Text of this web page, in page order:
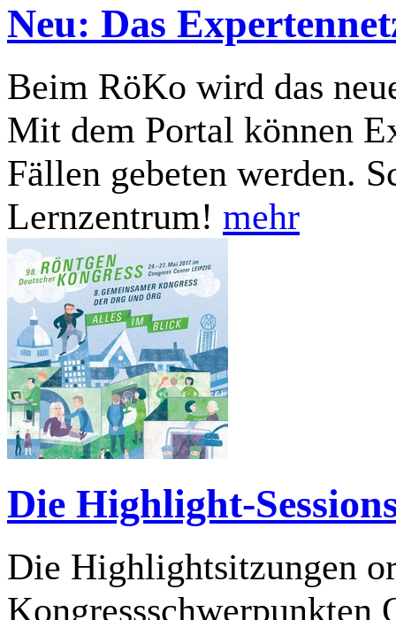
Neu: Das
Beim RöKo wird das
Mit dem Portal können
Fällen gebeten werden.
Lernzentrum! mehr
Die Highlight-
Die Highlightsitzungen